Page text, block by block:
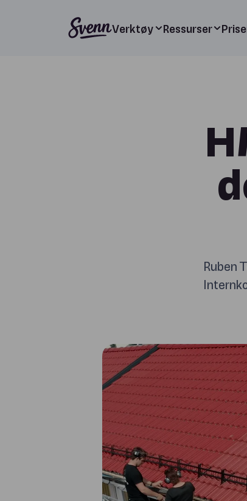
Verktøy Ressurser
Ruben